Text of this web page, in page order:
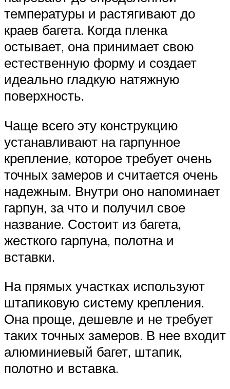
температуры и растягивают до
краев багета. Когда пленка
остывает, она принимает свою
естественную форму и создает
идеально гладкую натяжную
поверхность.
Чаще всего эту конструкцию
устанавливают на гарпунное
крепление, которое требует очень
точных замеров и считается очень
надежным. Внутри оно напоминает
гарпун, за что и получил свое
название. Состоит из багета,
жесткого гарпуна, полотна и
вставки.
На прямых участках используют
штапиковую систему крепления.
Она проще, дешевле и не требует
таких точных замеров. В нее входит
алюминиевый багет, штапик,
полотно и вставка.